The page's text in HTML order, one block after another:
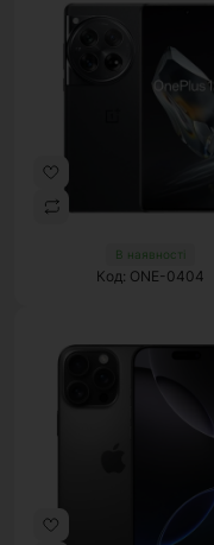
В наявності
Код: ONE-0404